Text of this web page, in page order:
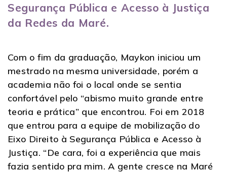
Segurança Pública e Acesso à Justiça
da Redes da Maré.
Com o fim da graduação, Maykon iniciou um
mestrado na mesma universidade, porém a
academia não foi o local onde se sentia
confortável pelo “abismo muito grande entre
teoria e prática” que encontrou. Foi em 2018
que entrou para a equipe de mobilização do
Eixo Direito à Segurança Pública e Acesso à
Justiça. “De cara, foi a experiência que mais
fazia sentido pra mim. A gente cresce na Maré